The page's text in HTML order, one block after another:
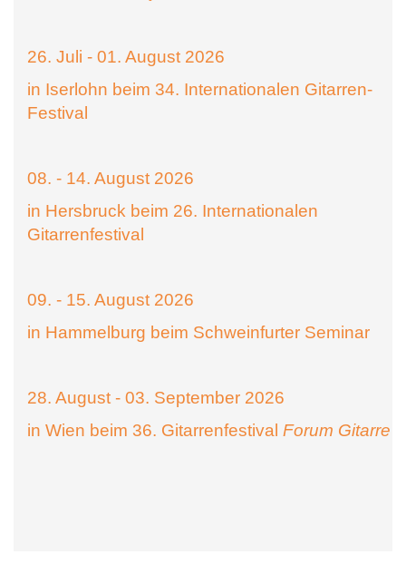
26. Juli - 01. August 2026
in Iserlohn beim 34. Internationalen Gitarren-
Festival
08. - 14. August 2026
in Hersbruck beim 26. Internationalen
Gitarrenfestival
09. - 15. August 2026
in Hammelburg beim Schweinfurter Seminar
28. August - 03. September 2026
in Wien beim 36. Gitarrenfestival Forum Gitarre